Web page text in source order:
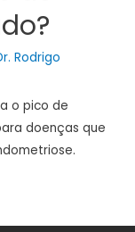
Rodrigo
o pico de
doenças que